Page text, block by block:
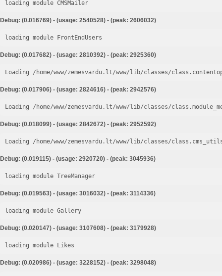
loading module CMSMailer
Debug: (0.016769) - (usage: 2540528) - (peak: 2606032)
loading module FrontEndUsers
Debug: (0.017682) - (usage: 2810392) - (peak: 2925360)
Loading /home/www/zemesvardu.lt/www/lib/classes/
Debug: (0.017906) - (usage: 2824616) - (peak: 2942576)
Loading /home/www/zemesvardu.lt/www/lib/classes/
Debug: (0.018099) - (usage: 2842672) - (peak: 2952592)
Loading /home/www/zemesvardu.lt/www/lib/classes/
Debug: (0.019115) - (usage: 2920720) - (peak: 3045936)
loading module TreeManager
Debug: (0.019563) - (usage: 3016032) - (peak: 3114336)
loading module Gallery
Debug: (0.020147) - (usage: 3107608) - (peak: 3179928)
loading module Likes
Debug: (0.020986) - (usage: 3228152) - (peak: 3298048)